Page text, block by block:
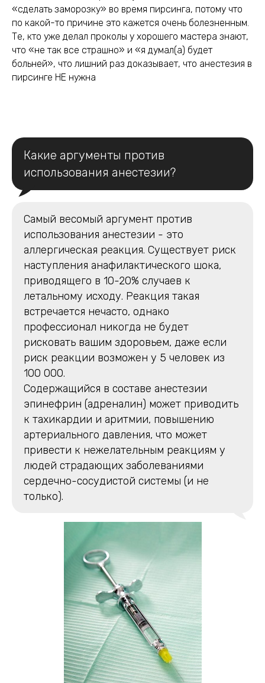
«сделать заморозку» во время пирсинга, потому что
по какой-то причине это кажется очень болезненным.
Те, кто уже делал проколы у хорошего мастера знают,
что «не так все страшно» и «я думал(а) будет
больней», что лишний раз доказывает, что анестезия в
пирсинге НЕ нужна
Какие аргументы против
использования анестезии?
Самый весомый аргумент против
использования анестезии - это
аллергическая реакция. Существует риск
наступления анафилактического шока,
приводящего в 10-20% случаев к
летальному исходу. Реакция такая
встречается нечасто, однако
профессионал никогда не будет
рисковать вашим здоровьем, даже если
риск реакции возможен у 5 человек из
100 000.
Содержащийся в составе анестезии
эпинефрин (адреналин) может приводить
к тахикардии и аритмии, повышению
артериального давления, что может
привести к нежелательным реакциям у
людей страдающих заболеваниями
сердечно-сосудистой системы (и не
только).